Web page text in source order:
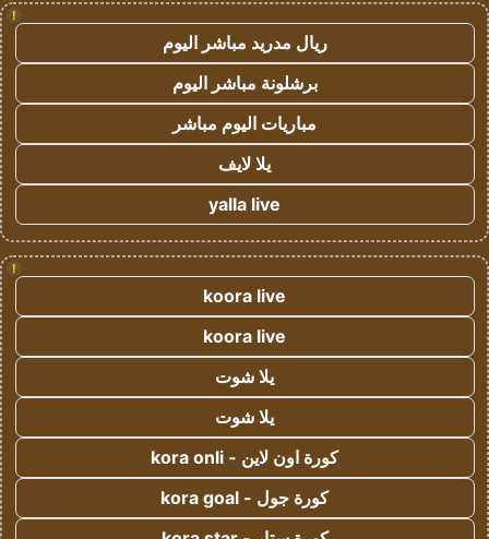
!
ريال مدريد مباشر اليوم
برشلونة مباشر اليوم
مباريات اليوم مباشر
يلا لايف
yalla live
!
koora live
koora live
يلا شوت
يلا شوت
كورة اون لاين - kora onli
كورة جول - kora goal